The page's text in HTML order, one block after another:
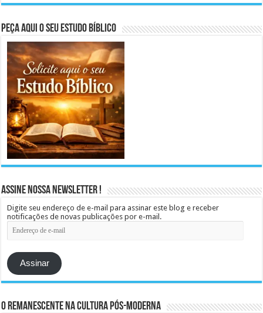
Peça aqui o seu Estudo Bíblico
Assine Nossa Newsletter !
Digite seu endereço de e-mail para assinar este blog e receber
notificações de novas publicações por e-mail.
Endereço
de
e-
mail
Assinar
O remanescente na cultura pós-moderna